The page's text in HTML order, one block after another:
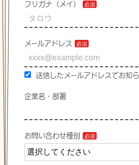
フリガナ（メイ）
メールアドレス
送信したメールアドレスでお知
企業名・部署
お問い合わせ種別